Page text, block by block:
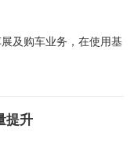
及购车业务，在使用基
提升